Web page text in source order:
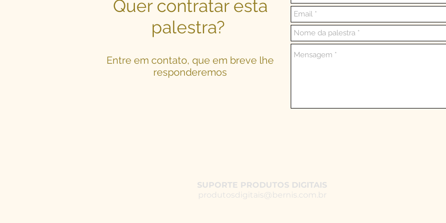
Quer contratar esta
palestra?
Entre em contato, que em breve lhe
responderemos
SUPORTE PRODUTOS DIGITAIS
produtosdigitais@bernis.com.br